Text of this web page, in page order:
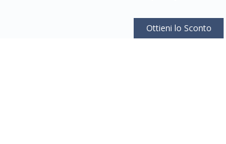
Ottieni lo Sconto